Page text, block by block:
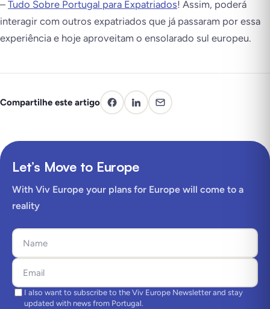
– Tudo Sobre Portugal para Expatriados! Assim, poderá
interagir com outros expatriados que já passaram por essa
experiência e hoje aproveitam o ensolarado sul europeu.
Compartilhe este artigo
Let’s Move to Europe
With Viv Europe your plans for Europe will come to a
reality
I also want to subscribe to the Viv Europe Newsletter and stay
updated with news from Portugal.